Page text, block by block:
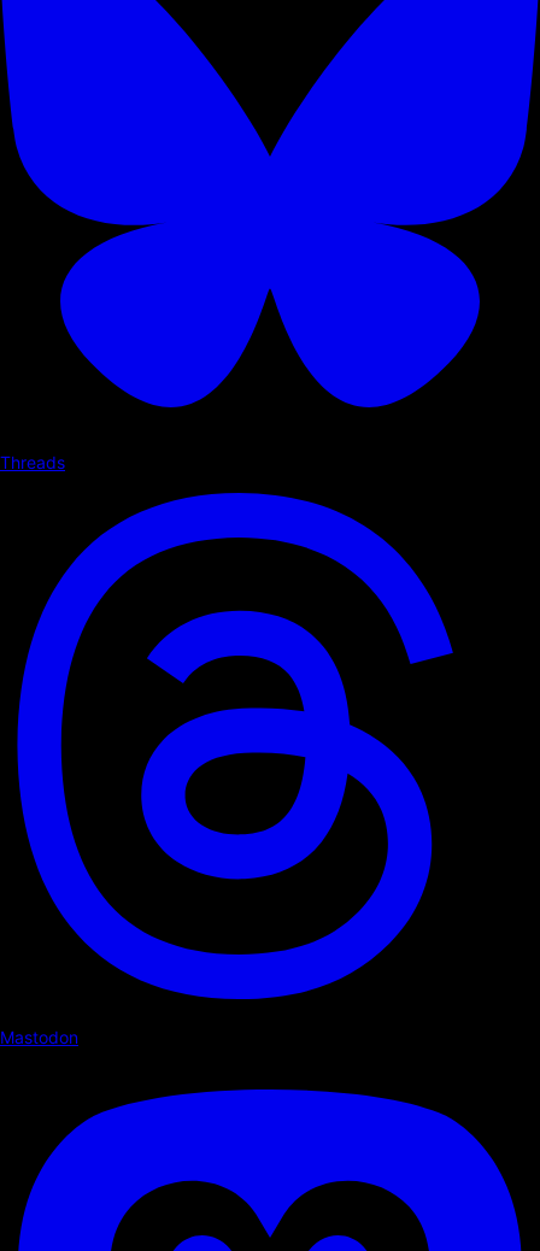
Threads
Mastodon